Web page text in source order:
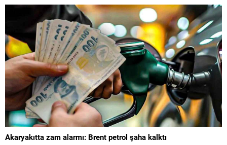
Akaryakıtta zam alarmı: Brent petrol şaha kalktı